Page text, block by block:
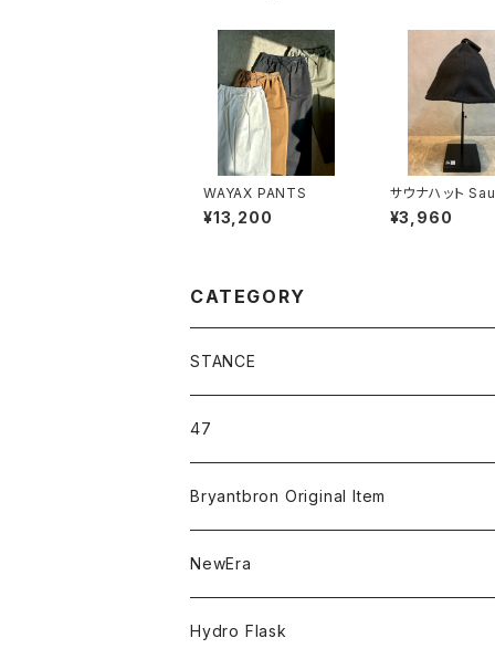
WAYAX PANTS
¥13,200
サウナハット
at フェルト ブラ
¥3,960
CATEGORY
STANCE
ICON＆OG
MLB
NBA
COLLABORATION
47
CLEAN UP
MVP
CAPTAIN
Bryantbron Original Item
T-Shirt
Shorts
NewEra
59FIFTY
Hydro Flask